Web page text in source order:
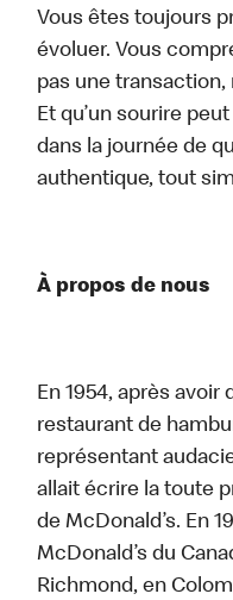
Vous êtes toujours
évoluer. Vous
pas une
Et qu’un sourire
dans la journée de
authentique, tout
À propos de nous
En 1954, après
restaurant de
représentant
allait écrire la toute
de McDonald’s. En
McDonald’s du
Richmond, en